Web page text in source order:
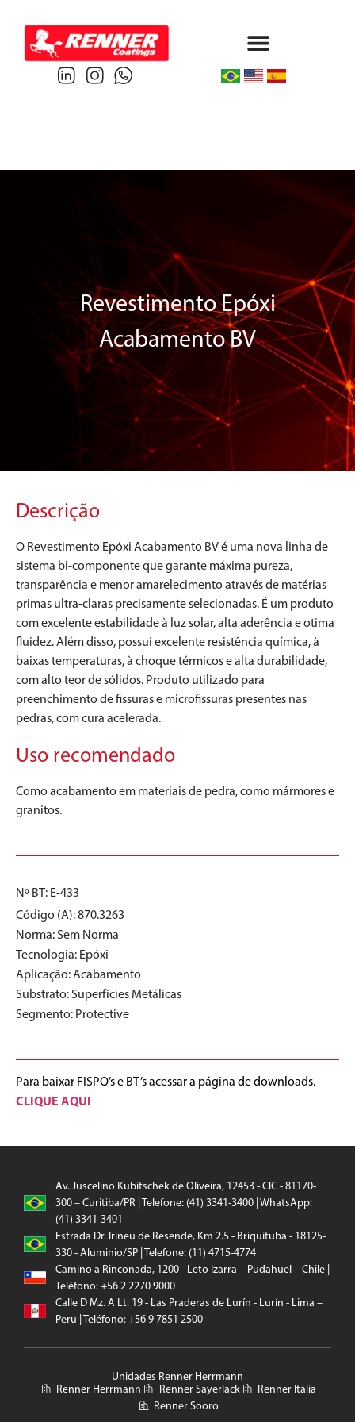
Revestimento Epóxi
Acabamento BV
Descrição
O Revestimento Epóxi Acabamento BV é uma nova linha de
sistema bi-componente que garante máxima pureza,
transparência e menor amarelecimento através de matérias
primas ultra-claras precisamente selecionadas. É um produto
com excelente estabilidade à luz solar, alta aderência e otima
fluidez. Além disso, possui excelente resistência química, à
baixas temperaturas, à choque térmicos e alta durabilidade,
com alto teor de sólidos. Produto utilizado para
preenchimento de fissuras e microfissuras presentes nas
pedras, com cura acelerada.
Uso recomendado
Como acabamento em materiais de pedra, como mármores e
granitos.
Nº BT: E-433
Código (A): 870.3263
Norma:Sem Norma
Tecnologia: Epóxi
Aplicação:Acabamento
Substrato:Superfícies Metálicas
Segmento: Protective
Para baixar FISPQ’s e BT’s acessar a página de downloads.
CLIQUE AQUI
Av. Juscelino Kubitschek de Oliveira, 12453 - CIC - 81170-
300 – Curitiba/PR | Telefone: (41) 3341-3400 | WhatsApp:
(41) 3341-3401
Estrada Dr. Irineu de Resende, Km 2.5 - Briquituba - 18125-
330 - Aluminio/SP | Telefone: (11) 4715-4774
Camino a Rinconada, 1200 - Leto Izarra – Pudahuel – Chile |
Teléfono: +56 2 2270 9000
Calle D Mz. A Lt. 19 - Las Praderas de Lurín - Lurín - Lima –
Peru | Teléfono: +56 9 7851 2500
Unidades Renner Herrmann
Renner Herrmann
Renner Sayerlack
Renner Itália
Renner Sooro